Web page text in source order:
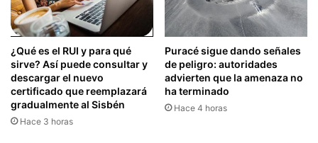
¿Qué es el RUI y para qué
sirve? Así puede consultar y
descargar el nuevo
certificado que reemplazará
gradualmente al Sisbén
Hace 3 horas
Puracé sigue dando señales
de peligro: autoridades
advierten que la amenaza no
ha terminado
Hace 4 horas